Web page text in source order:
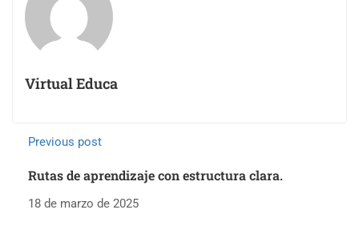
Virtual Educa
Previous post
Rutas de aprendizaje con estructura clara.
18 de marzo de 2025